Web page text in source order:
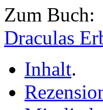
Zum Buch:
Draculas
Inhalt.